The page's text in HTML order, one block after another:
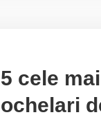
5 cele
ochelari